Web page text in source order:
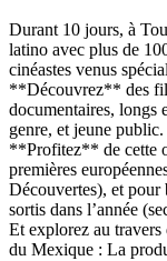
Durant 10 jours, à
latino avec plus de
cinéastes venus
**Découvrez** des
documentaires, longs
genre, et jeune public.
**Profitez** de cette
premières
Découvertes), et pour
sortis dans l’année
Et explorez au
du Mexique : La